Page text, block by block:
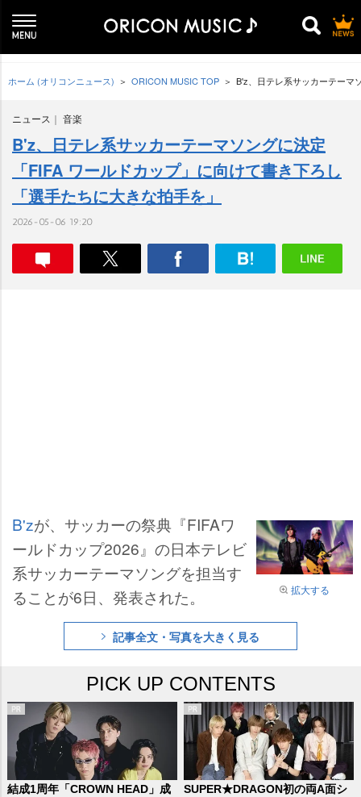
ホーム (オリコンニュース) ORICON MUSIC TOP B'z、日テレ系サッカーテーマ
ニュース 音楽
B'z、日テレ系サッカーテーマソングに決定
「FIFA ワールドカップ」に向けて書き下ろし
「選手たちに大きな拍手を」
2026-05-06 19:20
拡大する
B'zが、サッカーの祭典『FIFAワ
ールドカップ2026』の日本テレビ
系サッカーテーマソングを担当す
ることが6日、発表された。
記事全文・写真を大きく見る
PICK UP CONTENTS
結成1周年「CROWN HEAD」成
SUPER★DRAGON初の両A面シ